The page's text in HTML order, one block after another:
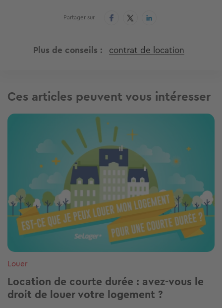
Partager sur
Plus de conseils contrat de location
Ces articles peuvent vous intéresser
Image
Louer
Location de courte durée : avez-vous le
droit de louer votre logement ?